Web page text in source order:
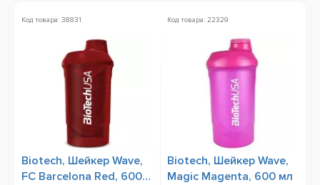
Код товара: 38831
Biotech, Шейкер Wave,
FC Barcelona Red, 600
Код товара: 22329
Biotech, Шейкер Wave,
Magic Magenta, 600 мл